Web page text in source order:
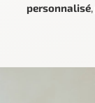
personnalisé